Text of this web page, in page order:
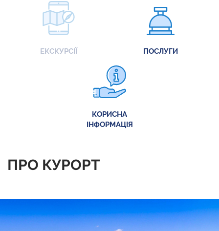
ЕКСКУРСІЇ ПОСЛУГИ
КОРИСНА
ІНФОРМАЦІЯ
ПРО КУРОРТ